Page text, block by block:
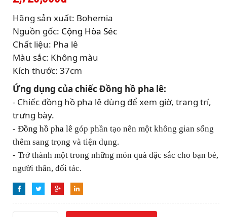
Hãng sản xuất: Bohemia
Nguồn gốc: Cộng Hòa Séc
Chất liệu: Pha lê
Màu sắc: Không màu
Kích thước: 37cm
Ứng dụng của chiếc Đồng hồ pha lê:
- Chiếc đồng hồ pha lê dùng để xem giờ, trang trí,
trưng bày.
- Đồng hồ pha lê góp phần tạo nên một không gian sống
thêm sang trọng và tiện dụng.
- Trở thành một trong những món quà đặc sắc cho bạn bè,
người thân, đối tác.